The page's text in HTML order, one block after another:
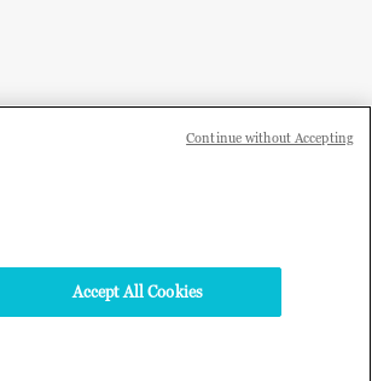
Accept All Cookies
Continue without Accepting